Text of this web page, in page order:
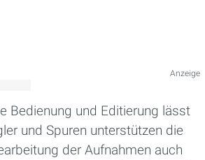
Anzeige
Bedienung und Editierung lässt
und Spuren unterstützen die
der Aufnahmen auch